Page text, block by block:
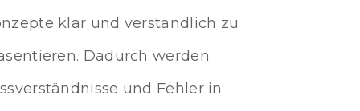
klar und verständlich zu
Dadurch werden
und Fehler in